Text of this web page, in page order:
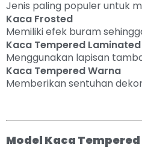
Jenis paling populer untuk
Kaca Frosted
Memiliki efek buram
Kaca Tempered Laminated
Menggunakan lapisan
Kaca Tempered Warna
Memberikan sentuhan
Model Kaca